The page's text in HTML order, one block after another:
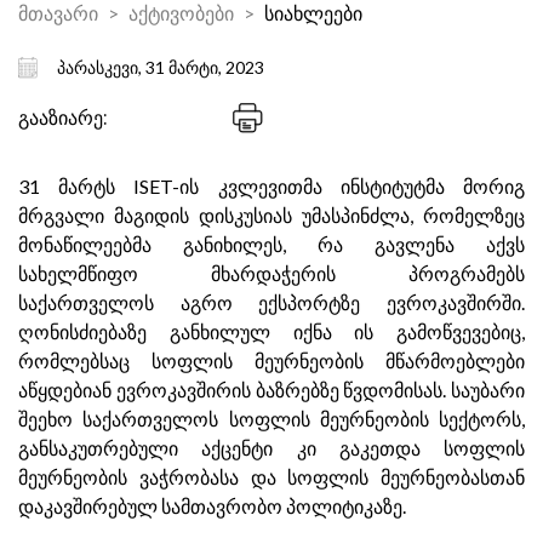
მთავარი აქტივობები სიახლეები
პარასკევი, 31 მარტი, 2023
გააზიარე:
31 მარტს ISET-ის კვლევითმა ინსტიტუტმა მორიგ
მრგვალი მაგიდის დისკუსიას უმასპინძლა, რომელზეც
მონაწილეებმა განიხილეს, რა გავლენა აქვს
სახელმწიფო მხარდაჭერის პროგრამებს
საქართველოს აგრო ექსპორტზე ევროკავშირში.
ღონისძიებაზე განხილულ იქნა ის გამოწვევებიც,
რომლებსაც სოფლის მეურნეობის მწარმოებლები
აწყდებიან ევროკავშირის ბაზრებზე წვდომისას. საუბარი
შეეხო საქართველოს სოფლის მეურნეობის სექტორს,
განსაკუთრებული აქცენტი კი გაკეთდა სოფლის
მეურნეობის ვაჭრობასა და სოფლის მეურნეობასთან
დაკავშირებულ სამთავრობო პოლიტიკაზე.